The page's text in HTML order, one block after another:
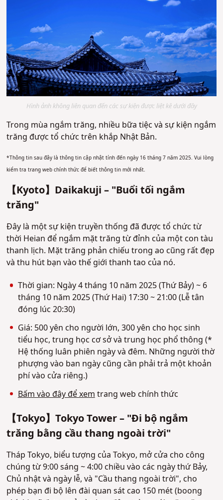
Hình ảnh không liên quan đến các sự kiện được liệt kê dưới đây
Trong mùa ngắm trăng, nhiều bữa tiệc và sự kiện ngắm
trăng được tổ chức trên khắp Nhật Bản.
*Thông tin sau đây là thông tin cập nhật tính đến ngày 16 tháng 7 năm 2025.Vui lòng
kiểm tra trang web chính thức để biết thông tin mới nhất.
【Kyoto】Daikakuji – "Buổi tối ngắm
trăng"
Đây là một sự kiện truyền thống đã được tổ chức từ
thời Heian để ngắm mặt trăng từ đỉnh của một con tàu
thanh lịch. Mặt trăng phản chiếu trong ao cũng rất đẹp
và thu hút bạn vào thế giới thanh tao của nó.
Thời gian: Ngày 4 tháng 10 năm 2025 (Thứ Bảy) ~ 6
tháng 10 năm 2025 (Thứ Hai) 17:30 ~ 21:00 (Lễ tân
đóng lúc 20:30)
Giá: 500 yên cho người lớn, 300 yên cho học sinh
tiểu học, trung học cơ sở và trung học phổ thông (*
Hệ thống luân phiên ngày và đêm. Những người thờ
phượng vào ban ngày cũng cần phải trả một khoản
phí vào cửa riêng.)
Bấm vào đây để xem trang web chính thức
【Tokyo】Tokyo Tower – "Đi bộ ngắm
trăng bằng cầu thang ngoài trời"
Tháp Tokyo, biểu tượng của Tokyo, mở cửa cho công
chúng từ 9:00 sáng ~ 4:00 chiều vào các ngày thứ Bảy,
Chủ nhật và ngày lễ, và "Cầu thang ngoài trời", cho
phép bạn đi bộ lên đài quan sát cao 150 mét (boong